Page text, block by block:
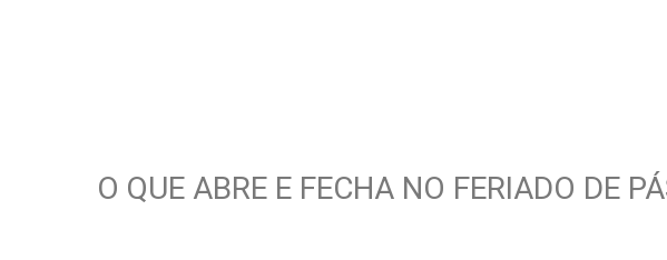
O QUE ABRE E FECHA NO FERIADO DE